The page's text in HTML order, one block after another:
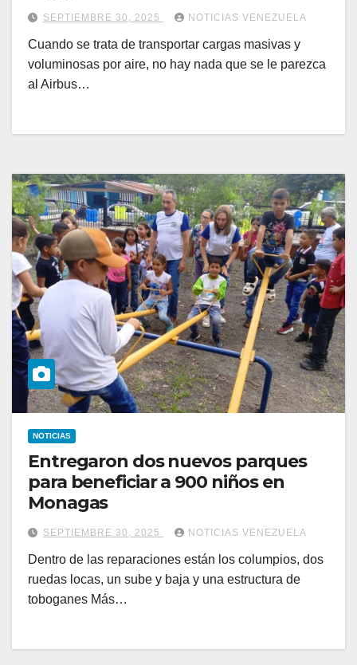
SEPTIEMBRE 30, 2025 NOTICIAS VENEZUELA
Cuando se trata de transportar cargas masivas y
voluminosas por aire, no hay nada que se le parezca
al Airbus…
NOTICIAS
Entregaron dos nuevos parques
para beneficiar a 900 niños en
Monagas
SEPTIEMBRE 30, 2025 NOTICIAS VENEZUELA
Dentro de las reparaciones están los columpios, dos
ruedas locas, un sube y baja y una estructura de
toboganes Más…